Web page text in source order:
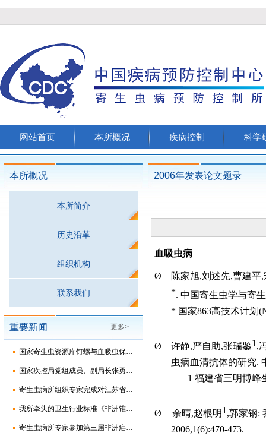
网站首页 本所概况 疾病控制 科学
本所概况
本所简介
历史沿革
组织机构
联系我们
重要新闻 更多>
国家寄生虫资源库钉螺与血吸虫保藏基地十五五”发展规划暨五方共建工作研讨会在上海召开
国家疾控局党组成员、副局长张勇到寄生虫病所调研指导
寄生虫病所组织专家完成对江苏省和湖北省2026年疟疾再传播风险评估
我所牵头的卫生行业标准《非洲锥虫病诊断》正式发布
寄生虫病所专家参加第三届非洲疟疾消除国际研讨会并分享中国抗疟经验
2006年发表论文题录
血吸虫病
Ø 陈家旭,刘述先,曹建平,
*. 中国寄生虫学与寄
* 国家863高技术计划
Ø 许静,严自助,张瑞鉴1 ,
虫病血清抗体的研究.
1 福建省三明博峰
Ø 余晴,赵根明1 ,郭家钢:
2006,1(6):470-473.